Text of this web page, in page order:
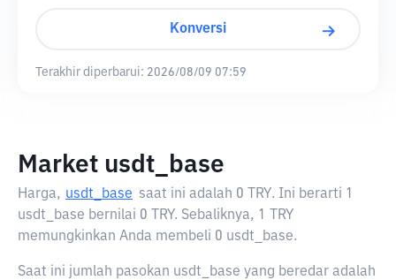
Konversi
Terakhir diperbarui: 2026/08/09 07:59
Market usdt_base
Harga, usdt_base saat ini adalah 0 TRY. Ini berarti 1
usdt_base bernilai 0 TRY. Sebaliknya, 1 TRY
memungkinkan Anda membeli 0 usdt_base.
Saat ini jumlah pasokan usdt_base yang beredar adalah